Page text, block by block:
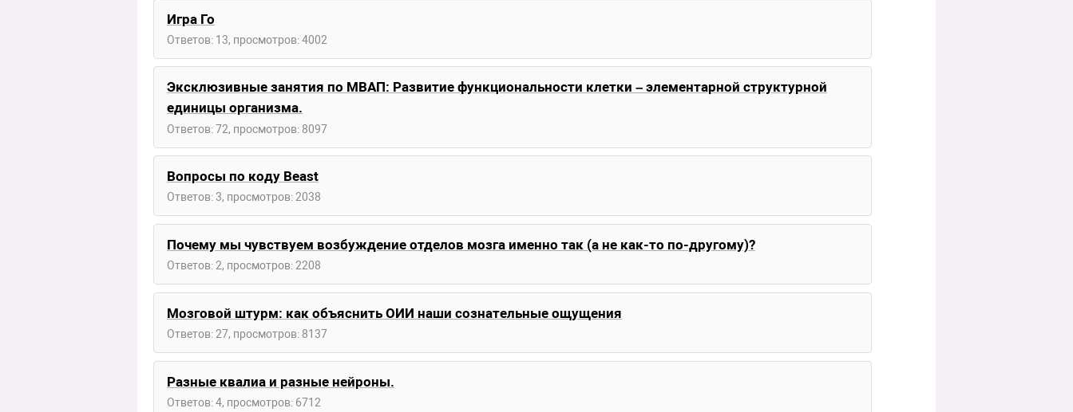
Игра Го
Ответов: 13, просмотров: 4002
Эксклюзивные занятия по МВАП: Развитие функциональности клетки – элементарной структурной
единицы организма.
Ответов: 72, просмотров: 8097
Вопросы по коду Beast
Ответов: 3, просмотров: 2038
Почему мы чувствуем возбуждение отделов мозга именно так (а не как-то по-другому)?
Ответов: 2, просмотров: 2208
Мозговой штурм: как объяснить ОИИ наши сознательные ощущения
Ответов: 27, просмотров: 8137
Разные квалиа и разные нейроны.
Ответов: 4, просмотров: 6712